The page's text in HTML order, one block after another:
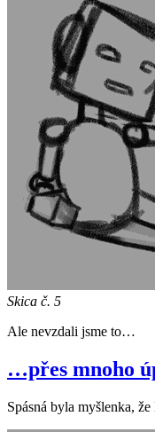
Skica č. 5
Ale nevzdali jsme to…
…přes mnoho
Spásná byla myšlenka,